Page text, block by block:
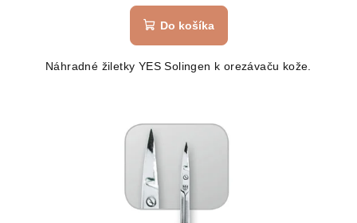
Do košíka
Náhradné žiletky YES Solingen k orezávaču kože.